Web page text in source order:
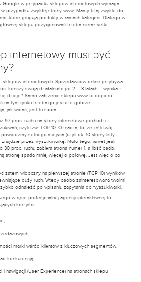
Google w przypadku sklepów internetowych wymaga
przypadku zwykłej strony www. Mamy tutaj zwykle do
które grupują produkty w ramach kategorii. Dlatego w
sklepu pozycjonować trzeba nieraz setki
internetowy musi być
sklepów internetowych. Sprzedawców online przybywa
kończy swoją działalność po 2 – 3 latach – wynika z
dzieje? Samo założenie sklepu www to dopiero
na tym rynku trzeba go jeszcze gobrze
jak widać, jest tu spora.
97 proc. ruchu na strony internetowe pochodzi z
czyli tzw. TOP 10. Oznacza, to, że jeśli twój
setnego miejsca (czyli ok. 10 strony listy
znajdzie przez wyszukiwarkę. Mało tego, nawet jeśli
30 proc. ruchu zabiera strona numer 1, a ilość osób,
stronę spada mniej więcej o połowę. Jest więc o co
zatem widoczny na pierwszej stronie (TOP 10) wyników
duży ruch. Wtedy osoba zainteresowana twoimi
odnaleźć po wpisaniu zapytania do wyszukiwarki.
w ręce profesjonalnej agencji interaktywnej to
korzyści:
marki wśród klientów z kluczowych segmentów,
konkurencją,
i nawigacji (User Experience) na stronach sklepu